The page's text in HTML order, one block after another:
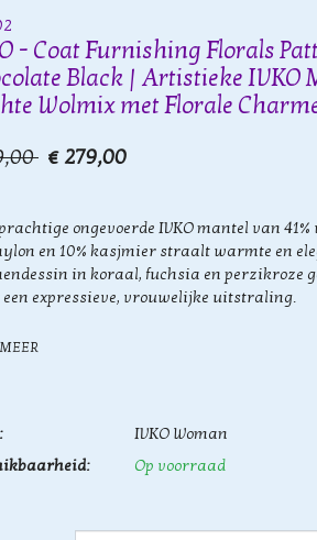
- Coat Furnishing Florals
Black | Artistieke IVKO
Wolmix met Florale
€ 279,00
ongevoerde IVKO mantel van 41%
en 10% kasjmier straalt warmte en
in koraal, fuchsia en perzikroze
expressieve, vrouwelijke uitstraling.
IVKO Woman
Op voorraad